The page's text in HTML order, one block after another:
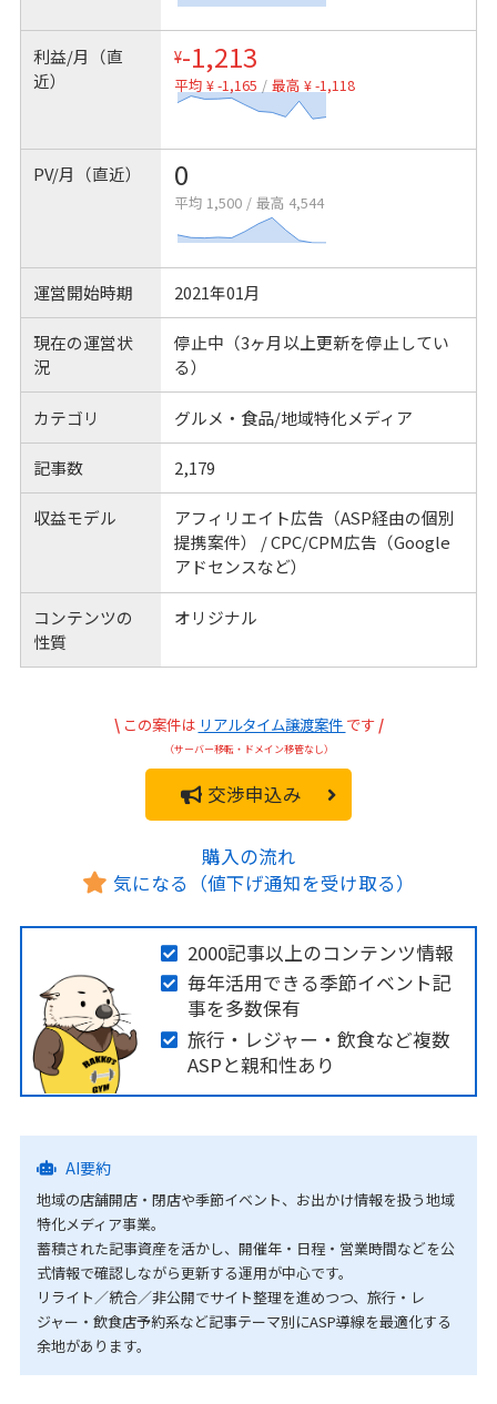
利益/月（直
近）
¥-1,213
平均 ¥ -1,165 / 最高 ¥ -1,118
PV/月（直近） 0
平均 1,500 / 最高 4,544
運営開始時期 2021年01月
現在の運営状
況
停止中（3ヶ月以上更新を停止してい
る）
カテゴリ グルメ・食品/地域特化メディア
記事数 2,179
収益モデル
アフィリエイト広告（ASP経由の個別
提携案件） / CPC/CPM広告（Google
アドセンスなど）
コンテンツの
性質
オリジナル
\ この案件は リアルタイム譲渡案件 です /
（サーバー移転・ドメイン移管なし）
交渉申込み
購入の流れ
気になる（値下げ通知を受け取る）
2000記事以上のコンテンツ情報
毎年活用できる季節イベント記
事を多数保有
旅行・レジャー・飲食など複数
ASPと親和性あり
AI要約
地域の店舗開店・閉店や季節イベント、お出かけ情報を扱う地域
特化メディア事業。
蓄積された記事資産を活かし、開催年・日程・営業時間などを公
式情報で確認しながら更新する運用が中心です。
リライト／統合／非公開でサイト整理を進めつつ、旅行・レ
ジャー・飲食店予約系など記事テーマ別にASP導線を最適化する
余地があります。